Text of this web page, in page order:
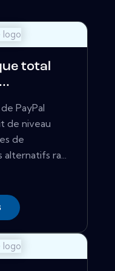
total
PayPal
de niveau
de
ra...